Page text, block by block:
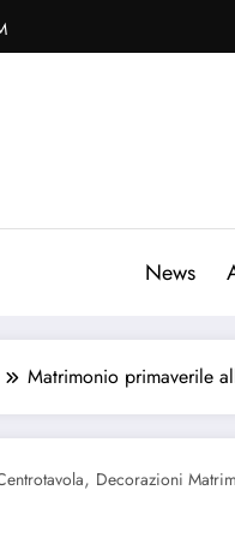
News
Matrimonio primaverile
, Decorazioni